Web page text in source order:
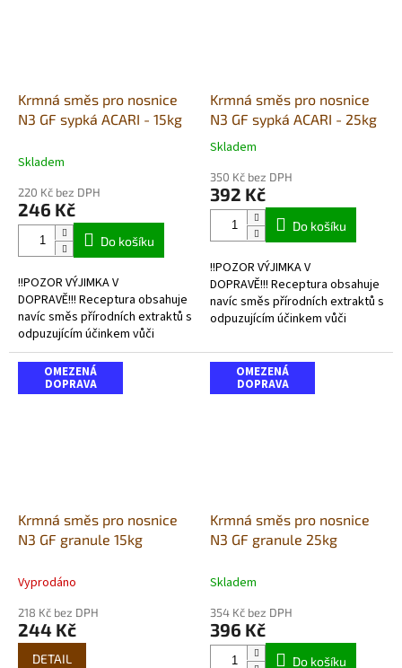
Krmná směs pro nosnice
N3 GF sypká ACARI - 15kg
Skladem
220 Kč bez DPH
246 Kč
Do košíku
!!POZOR VÝJIMKA V
DOPRAVĚ!!! Receptura obsahuje
navíc směs přírodních extraktů s
odpuzujícím účinkem vůči
roztoči čmelíku kuřímu, čímž
brání sání krve a následně i
jeho...
Krmná směs pro nosnice
N3 GF sypká ACARI - 25kg
Průměrné
produktu
je
hvězdiček.
Skladem
350 Kč bez DPH
392 Kč
Do košíku
!!POZOR VÝJIMKA V
DOPRAVĚ!!! Receptura obsahuje
navíc směs přírodních extraktů s
odpuzujícím účinkem vůči
brání sání krve a následně i
jeho...
OMEZENÁ
DOPRAVA
Krmná směs pro nosnice
N3 GF granule 15kg
Vyprodáno
218 Kč bez DPH
244 Kč
DETAIL
OMEZENÁ
DOPRAVA
Krmná směs pro nosnice
N3 GF granule 25kg
Skladem
354 Kč bez DPH
396 Kč
Do košíku